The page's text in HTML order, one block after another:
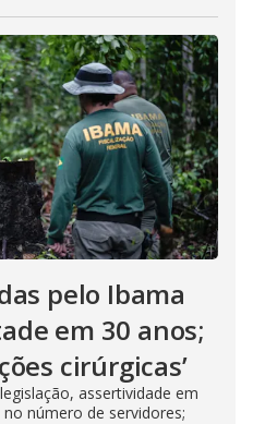
pelo Ibama
em 30 anos;
cirúrgicas’
assertividade em
número de servidores;